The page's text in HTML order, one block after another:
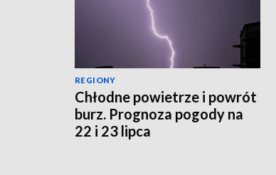
REGIONY
Chłodne powietrze i powrót
burz. Prognoza pogody na
22 i 23 lipca